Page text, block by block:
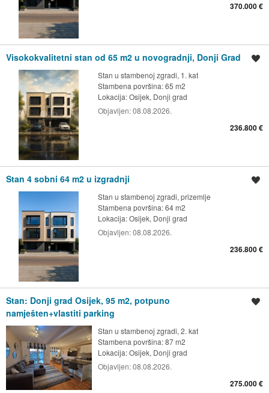
370.000 €
Visokokvalitetni stan od 65 m2 u novogradnji, Donji Grad
Stan u stambenoj zgradi, 1. kat
Stambena površina: 65 m2
Lokacija:Osijek, Donji grad
Objavljen:08.08.2026.
236.800 €
Stan 4 sobni 64 m2 u izgradnji
Stan u stambenoj zgradi, prizemlje
Stambena površina: 64 m2
Lokacija:Osijek, Donji grad
Objavljen:08.08.2026.
236.800 €
Stan: Donji grad Osijek, 95 m2, potpuno
namješten+vlastiti parking
Stan u stambenoj zgradi, 2. kat
Stambena površina: 87 m2
Lokacija:Osijek, Donji grad
Objavljen:08.08.2026.
275.000 €